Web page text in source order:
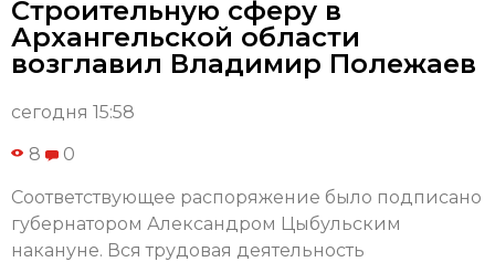
Строительную сферу в
Архангельской области
возглавил Владимир Полежаев
сегодня 15:58
8 0
Соответствующее распоряжение было подписано
губернатором Александром Цыбульским
накануне. Вся трудовая деятельность